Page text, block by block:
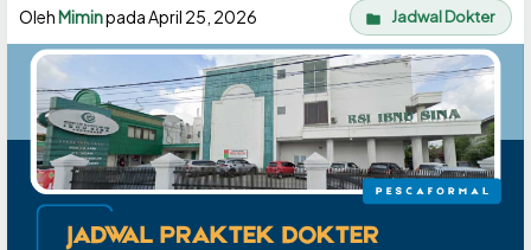
OlehMiminpadaApril 25, 2026 Jadwal Dokter